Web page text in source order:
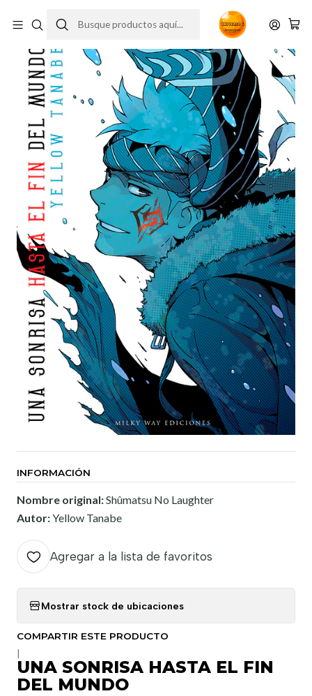
INFORMACIÓN
Nombre original:Shûmatsu No Laughter
Autor:Yellow Tanabe
Agregar a la lista de favoritos
Mostrar stock de ubicaciones
COMPARTIR ESTE PRODUCTO
UNA SONRISA HASTA EL FIN
DEL MUNDO